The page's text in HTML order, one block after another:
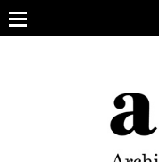
ARCHIVO DE REVISTAS